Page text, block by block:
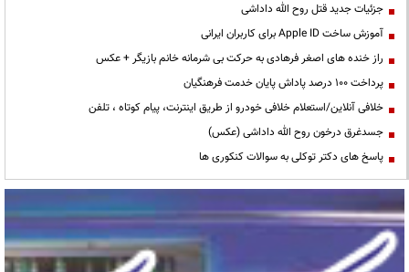
جزئیات جدید قتل روح الله داداشی
آموزش ساخت Apple ID برای کاربران ایرانی
راز خنده های اصغر فرهادی به حرکت بی شرمانه خانم بازیگر + عکس
پرداخت ۱۰۰ درصد پاداش پایان خدمت فرهنگیان
خلافی آنلاین/استعلام خلافی خودرو از طریق اینترنت، پیام کوتاه ، تلفن
جسدغرق درخون روح الله داداشی (عکس)
پاسخ های دکتر توکلی به سوالات کنکوری ها